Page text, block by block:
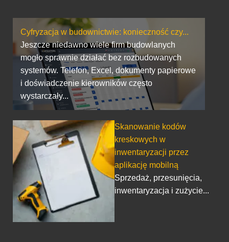
Cyfryzacja w budownictwie: konieczność czy...
Jeszcze niedawno wiele firm budowlanych
mogło sprawnie działać bez rozbudowanych
systemów. Telefon, Excel, dokumenty papierowe
i doświadczenie kierowników często
wystarczały...
Skanowanie kodów
kreskowych w
inwentaryzacji przez
aplikację mobilną
Sprzedaż, przesunięcia,
inwentaryzacja i zużycie...